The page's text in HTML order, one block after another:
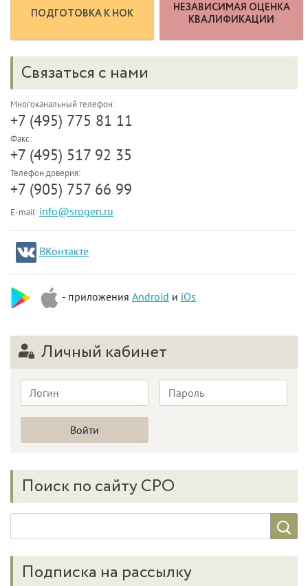
ПОДГОТОВКА К НОК
НЕЗАВИСИМАЯ ОЦЕНКА
КВАЛИФИКАЦИИ
Связаться с нами
Многоканальный телефон:
+7 (495) 775 81 11
Факс:
+7 (495) 517 92 35
Телефон доверия:
+7 (905) 757 66 99
E-mail: info@srogen.ru
ВКонтакте
- приложения Android и iOs
Личный кабинет
Поиск по сайту СРО
Подписка на рассылку